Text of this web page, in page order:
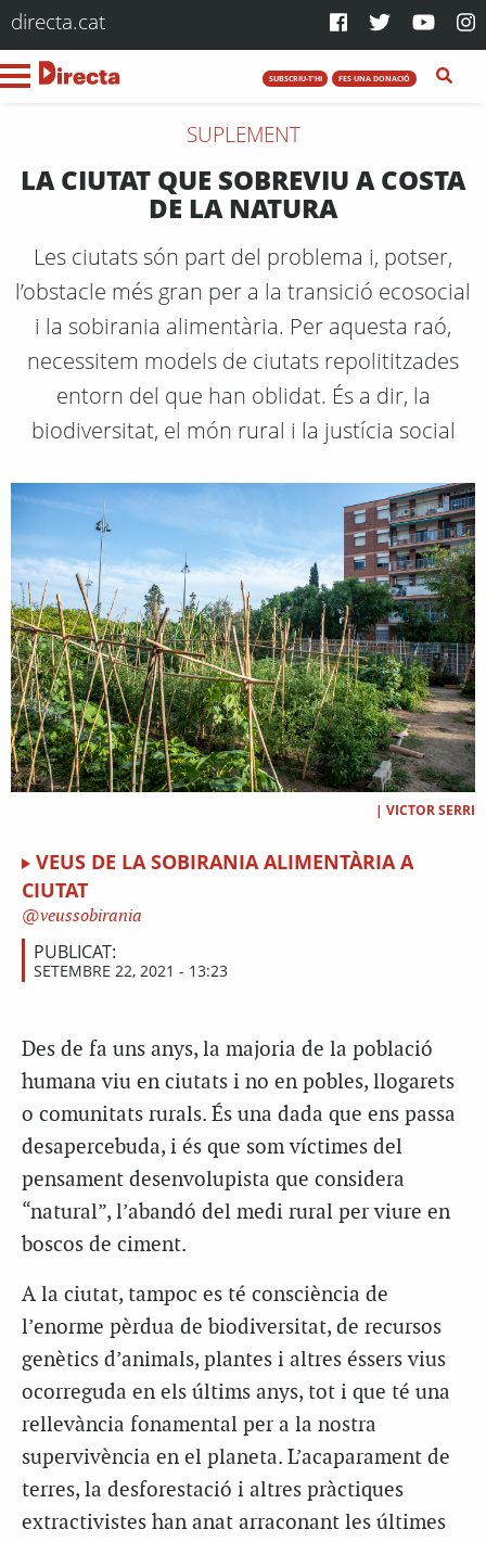
directa.cat
SUBSCRIU-T'HI FES UNA DONACIÓ
SUPLEMENT
LA CIUTAT QUE SOBREVIU A COSTA
DE LA NATURA
Les ciutats són part del problema i, potser,
l’obstacle més gran per a la transició ecosocial
i la sobirania alimentària. Per aquesta raó,
necessitem models de ciutats repolititzades
entorn del que han oblidat. És a dir, la
biodiversitat, el món rural i la justícia social
| VICTOR SERRI
VEUS DE LA SOBIRANIA ALIMENTÀRIA A
CIUTAT
veussobirania
PUBLICAT:
SETEMBRE 22, 2021 - 13:23
Des de fa uns anys, la majoria de la població
humana viu en ciutats i no en pobles, llogarets
o comunitats rurals. És una dada que ens passa
desapercebuda, i és que som víctimes del
pensament desenvolupista que considera
“natural”, l’abandó del medi rural per viure en
boscos de ciment.
A la ciutat, tampoc es té consciència de
l’enorme pèrdua de biodiversitat, de recursos
genètics d’animals, plantes i altres éssers vius
ocorreguda en els últims anys, tot i que té una
rellevància fonamental per a la nostra
supervivència en el planeta. L’acaparament de
terres, la desforestació i altres pràctiques
extractivistes han anat arraconant les últimes